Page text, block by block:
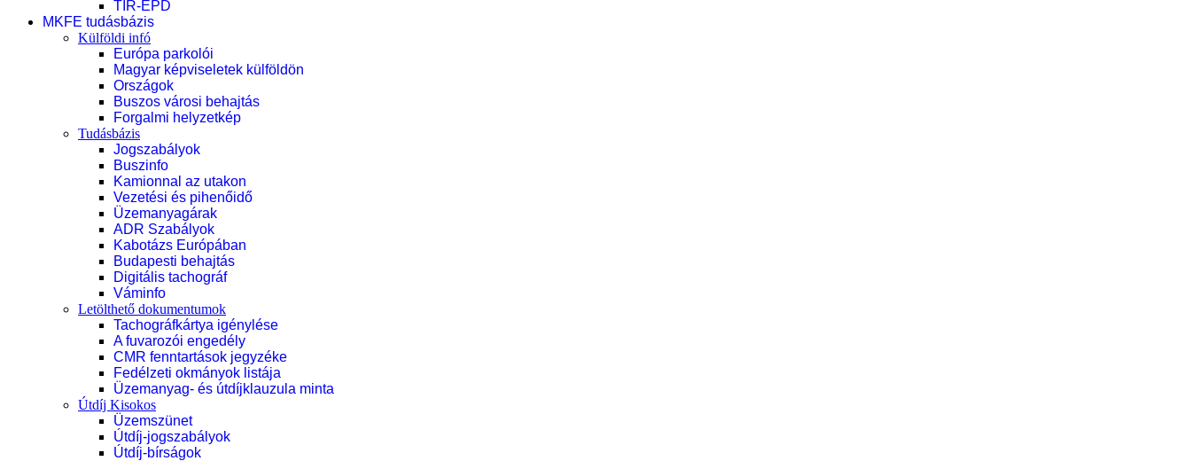
TIR-EPD
MKFE tudásbázis
Külföldi infó
Európa parkolói
Magyar képviseletek külföldön
Országok
Buszos városi behajtás
Forgalmi helyzetkép
Tudásbázis
Jogszabályok
Buszinfo
Kamionnal az utakon
Vezetési és pihenőidő
Üzemanyagárak
ADR Szabályok
Kabotázs Európában
Budapesti behajtás
Digitális tachográf
Váminfo
Letölthető dokumentumok
Tachográfkártya igénylése
A fuvarozói engedély
CMR fenntartások jegyzéke
Fedélzeti okmányok listája
Üzemanyag- és útdíjklauzula minta
Útdíj Kisokos
Üzemszünet
Útdíj-jogszabályok
Útdíj-bírságok